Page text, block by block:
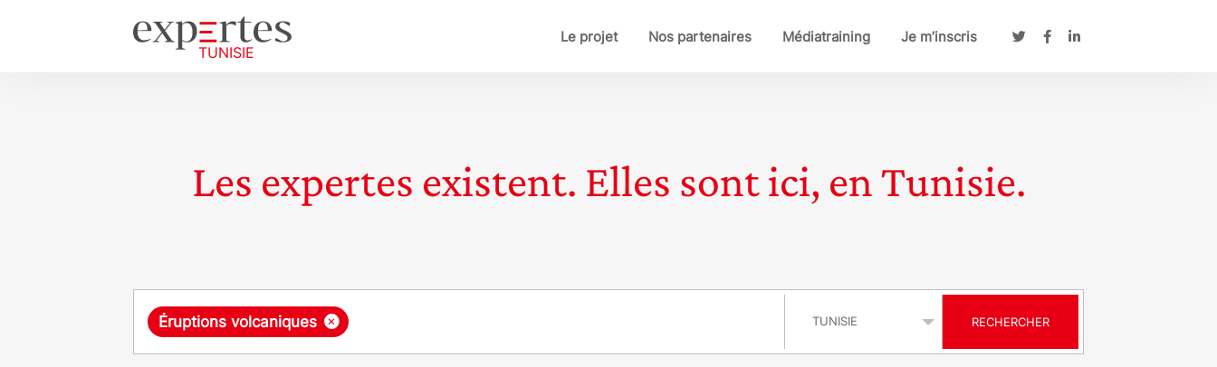
Le projet Nos partenaires Médiatraining Je m’inscris
Les expertes existent. Elles sont ici, en Tunisie.
Requête ×
Éruptions volcaniques RECHERCHER